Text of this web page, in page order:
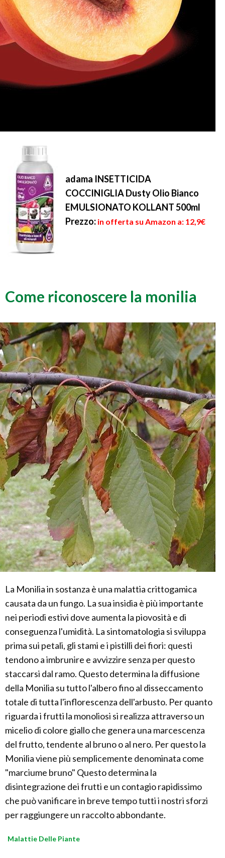
adama INSETTICIDA
COCCINIGLIA Dusty Olio Bianco
EMULSIONATO KOLLANT 500ml
Prezzo: in offerta su Amazon a: 12,9€
Come riconoscere la monilia
La Monilia in sostanza è una malattia crittogamica
causata da un fungo. La sua insidia è più importante
nei periodi estivi dove aumenta la piovosità e di
conseguenza l'umidità. La sintomatologia si sviluppa
prima sui petali, gli stami e i pistilli dei fiori: questi
tendono a imbrunire e avvizzire senza per questo
staccarsi dal ramo. Questo determina la diffusione
della Monilia su tutto l'albero fino al disseccamento
totale di tutta l'inflorescenza dell'arbusto. Per quanto
riguarda i frutti la monoliosi si realizza attraverso un
micelio di colore giallo che genera una marcescenza
del frutto, tendente al bruno o al nero. Per questo la
Monilia viene più semplicemente denominata come
"marciume bruno" Questo determina la
disintegrazione dei frutti e un contagio rapidissimo
che può vanificare in breve tempo tutti i nostri sforzi
per raggiungere un raccolto abbondante.
Malattie Delle Piante